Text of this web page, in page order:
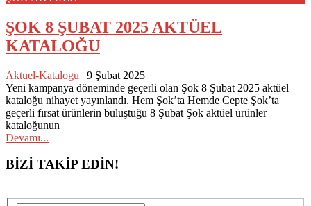
ŞOK 8 ŞUBAT 2025 AKTÜEL
KATALOĞU
Aktuel-Katalogu | 9 Şubat 2025
Yeni kampanya döneminde geçerli olan Şok 8 Şubat 2025 aktüel
kataloğu nihayet yayınlandı. Hem Şok’ta Hemde Cepte Şok’ta
geçerli fırsat ürünlerin buluştuğu 8 Şubat Şok aktüel ürünler
kataloğunun
Devamı...
Posts
navigation
BİZİ TAKİP EDİN!